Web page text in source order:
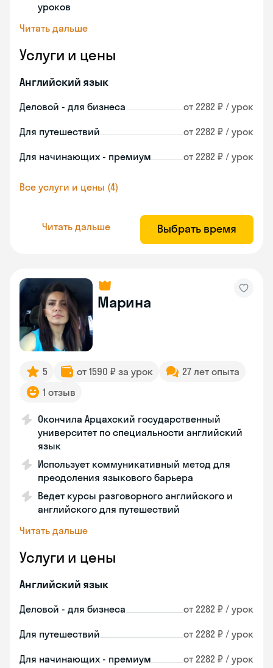
уроков
Читать дальше
Услуги и цены
Английский язык
Деловой - для бизнеса от 2282 ₽ / урок
Для путешествий от 2282 ₽ / урок
Для начинающих - премиум от 2282 ₽ / урок
Все услуги и цены (4)
Читать дальше Выбрать время
Марина
5 от 1590 ₽ за урок
27 лет опыта
1 отзыв
Окончила Арцахский государственный
университет по специальности английский
язык
Использует коммуникативный метод для
преодоления языкового барьера
Ведет курсы разговорного английского и
английского для путешествий
Читать дальше
Услуги и цены
Английский язык
Деловой - для бизнеса от 2282 ₽ / урок
Для путешествий от 2282 ₽ / урок
Для начинающих - премиум от 2282 ₽ / урок